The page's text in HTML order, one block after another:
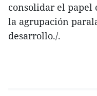
consolidar el papel
la agrupación
desarrollo./.